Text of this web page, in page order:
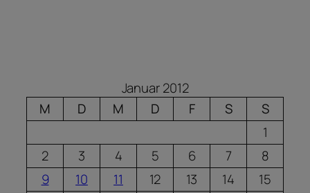
Januar 2012
M
D M D F S
S
1
2
3 4 5 6 7
8
9
10 11 12 13 14
15